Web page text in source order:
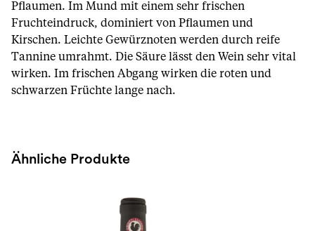
Pflaumen. Im Mund mit einem sehr frischen
Fruchteindruck, dominiert von Pflaumen und
Kirschen. Leichte Gewürznoten werden durch reife
Tannine umrahmt. Die Säure lässt den Wein sehr vital
wirken. Im frischen Abgang wirken die roten und
schwarzen Früchte lange nach.
Ähnliche Produkte